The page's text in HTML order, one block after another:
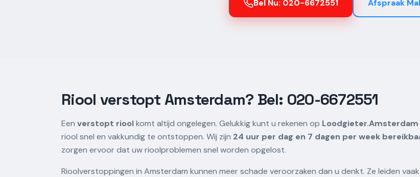
Bel Nu: 020-6672551 Afspraak
Riool verstopt Amsterdam? Bel: 020-6672551
Een verstopt rioolkomt altijd ongelegen. Gelukkig kunt u rekenen op Loodgieter.Amsterdam
riool snel en vakkundig te ontstoppen. Wij zijn 24 uur per dag en 7 dagen per week
zorgen ervoor dat uw rioolproblemen snel worden opgelost.
Rioolverstoppingen in Amsterdam kunnen meer schade veroorzaken dan u denkt. Ze leiden